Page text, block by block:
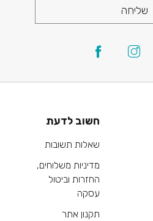
שליחה
חשוב לדעת
שאלות תשובות
מדיניות משלוחים,
החזרות וביטול
עסקה
תקנון אתר